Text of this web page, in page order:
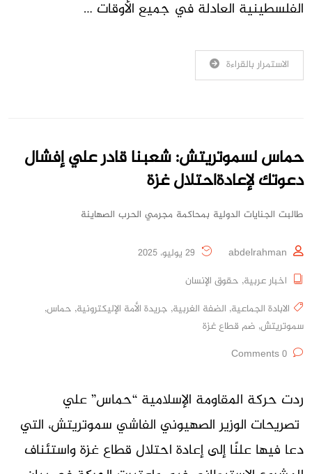
الفلسطينية العادلة في جميع الأوقات …
الاستمرار بالقراءة
حماس لسموتريتش: شعبنا قادر علي إفشال
دعوتك لإعادةاحتلال غزة
طالبت الجنايات الدولية بمحاكمة مجرمي الحرب الصهاينة
abdelrahman
اخبار عربية, حقوق الإنسان
الابادة الجماعية, الضفة الغربية, جريدة الأمة الإليكترونية, حماس,
سموتريتش, ضم قطاع غزة
ردت حركة المقاومة الإسلامية “حماس” علي
تصريحات الوزير الصهيوني الفاشي سموتريتش، التي
دعا فيها علنًا إلى إعادة احتلال قطاع غزة واستئناف